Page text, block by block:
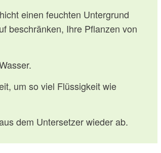
einen feuchten Untergrund
beschränken, Ihre Pflanzen von
um so viel Flüssigkeit wie
dem Untersetzer wieder ab.